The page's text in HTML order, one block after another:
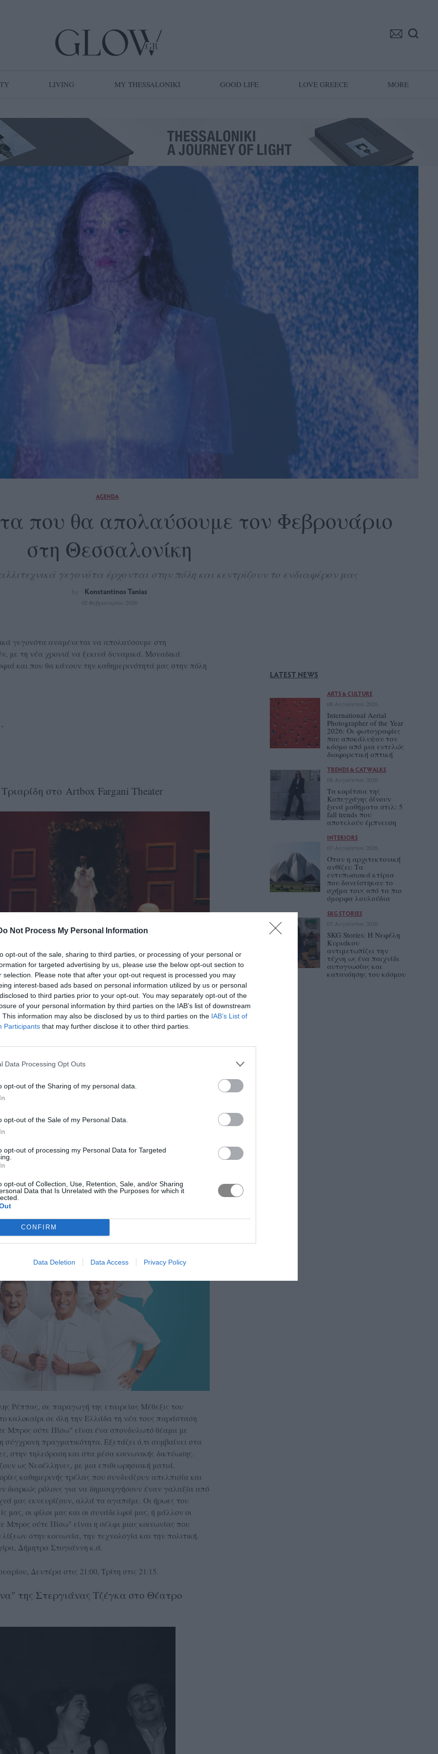
Not Process My Personal Information
opt-out of the sale, sharing to third parties, or processing of your personal or
for targeted advertising by us, please use the below opt-out section to
selection. Please note that after your opt-out request is processed you may
interest-based ads based on personal information utilized by us or personal
to third parties prior to your opt-out. You may separately opt-out of the
of your personal information by third parties on the IAB’s list of downstream
This information may also be disclosed by us to third parties on the IAB’s List of
Participants that may further disclose it to other third parties.
Data Processing Opt Outs
opt-out of the Sharing of my personal data.
opt-out of the Sale of my Personal Data.
opt-out of processing my Personal Data for Targeted
opt-out of Collection, Use, Retention, Sale, and/or Sharing
Data that Is Unrelated with the Purposes for which it
CONFIRM
Data Deletion Data Access Privacy Policy
LIVING MY THESSALONIKI GOOD LIFE LOVE GREECE MORE
AGENDA
που θα απολαύσουμε τον Φεβρουάριο
στη Θεσσαλονίκη
γεγονότα έρχονται στην πόλη και κεντρίζουν το ενδιαφέρον μας
by Konstantinos Tanias
02 Φεβρουαρίου 2026
γεγονότα αναμένεται να απολαύσουμε στη
με τη νέα χρονιά να ξεκινά δυναμικά. Μοναδικά
και που θα κάνουν την καθημερινότητά μας στην πόλη
στο Artbox Fargani Theater
παρουσιάζεται για πρώτη φορά στην Ελλάδα.
όπου ένας φημισμένος επαγγελματίας, ο
αποφασίσει να τερματίσουν τη ζωή τους. Μια
για το τελευταίο της ταξίδι, όμως ένα
θολώνοντας τα όρια μεταξύ αλήθειας και ψέματος.
κινήτρων και τη δύναμη του μυαλού. Παίζουν: Μαρία
2026 - 10 Φεβρουαρίου, Δευτέρα και Τρίτη στις 21:00.
Παπαθανασίου - Μιχάλη Ρέππα στο
Ρέππας, σε παραγωγή της εταιρείας Μέθεξις του
καλοκαίρι σε όλη την Ελλάδα τη νέα τους παράσταση
ούτε Πίσω" είναι ένα σπονδυλωτό θέαμα με
σύγχρονη πραγματικότητα. Εξετάζει ό,τι συμβαίνει στα
στην τηλεόραση και στα μέσα κοινωνικής δικτύωσης.
ως Νεοέλληνες, με μια επιθεωρησιακή ματιά.
καθημερινής τρέλας που συνδυάζουν απελπισία και
διαρκώς ρόλους για να δημιουργήσουν έναν γαλαξία από
μας εκνευρίζουν, αλλά τα αγαπάμε. Οι ήρωες του
μας, οι φίλοι μας και οι συνάδελφοί μας, ή μάλλον οι
ούτε Πίσω" είναι η σέλφι μιας κοινωνίας που
στην κοινωνία, την τεχνολογία και την πολιτική.
Δήμητρα Στογιάννη κ.ά.
Δευτέρα στις 21:00, Τρίτη στις 21:15.
της Στεργιάνας Τζέγκα στο Θέατρο
LATEST NEWS
ARTS & CULTURE
08 Αυγούστου 2026
International Aerial
Photographer of the Year
2026: Οι φωτογραφίες
που αποκάλυψαν τον
κόσμο από μια εντελώς
διαφορετική οπτική
TRENDS & CATWALKS
08 Αυγούστου 2026
Τα κορίτσια της
Κοπεγχάγης δίνουν
ξανά μαθήματα στιλ: 5
fall trends που
αποτελούν έμπνευση
INTERIORS
07 Αυγούστου 2026
Όταν η αρχιτεκτονική
ανθίζει: Τα
εντυπωσιακά κτίρια
που δανείστηκαν το
σχήμα τους από τα πιο
όμορφα λουλούδια
SKG STORIES
07 Αυγούστου 2026
SKG Stories: Η Νεφέλη
Κυριάκου
αντιμετωπίζει την
τέχνη ως ένα παιχνίδι
αυτογνωσίας και
κατανόησης του κόσμου